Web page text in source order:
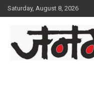
Skip
to
Saturday, August 8, 2026